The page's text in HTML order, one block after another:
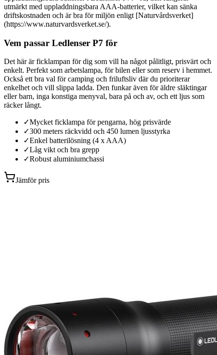
utmärkt med uppladdningsbara AAA-batterier, vilket kan sänka
driftskostnaden och är bra för miljön enligt [Naturvårdsverket]
(https://www.naturvardsverket.se/).
Vem passar Ledlenser P7 för
Det här är ficklampan för dig som vill ha något pålitligt, prisvärt och
enkelt. Perfekt som arbetslampa, för bilen eller som reserv i hemmet.
Också ett bra val för camping och friluftsliv där du prioriterar
enkelhet och vill slippa ladda. Den funkar även för äldre släktingar
eller barn, inga konstiga menyval, bara på och av, och ett ljus som
räcker långt.
✓Mycket ficklampa för pengarna, hög prisvärde
✓300 meters räckvidd och 450 lumen ljusstyrka
✓Enkel batterilösning (4 x AAA)
✓Låg vikt och bra grepp
✓Robust aluminiumchassi
Jämför pris